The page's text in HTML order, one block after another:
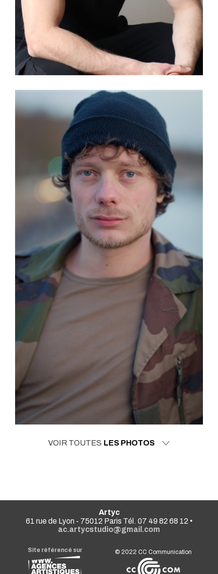
VOIR TOUTES LES PHOTOS
Artyc
61 rue de Lyon - 75012 Paris Tél. 07 49 82 68 12 •
ac.artycstudio@gmail.com
Site référencé sur © 2022CC Communication